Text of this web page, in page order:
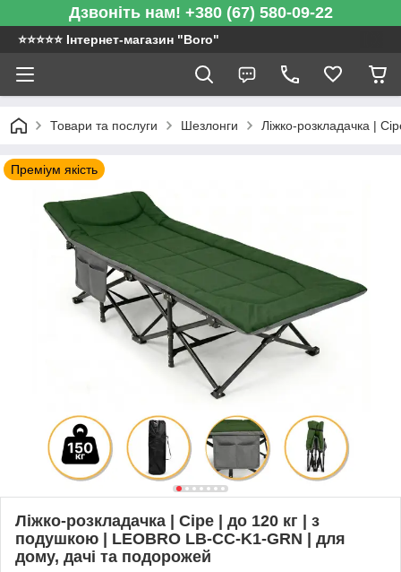
Дзвоніть нам! +380 (67) 580-09-22
⭐️⭐️⭐️⭐️⭐️ Інтернет-магазин "Boro"
Товари та послуги Шезлонги Ліжко-розкладачка |
Преміум якість
Ліжко-розкладачка | Сіре | до 120 кг | з
подушкою | LEOBRO LB-CC-K1-GRN | для
дому, дачі та подорожей